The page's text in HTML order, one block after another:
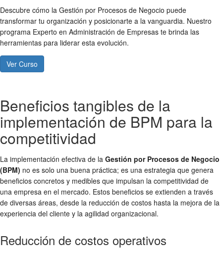
Descubre cómo la Gestión por Procesos de Negocio puede
transformar tu organización y posicionarte a la vanguardia. Nuestro
programa Experto en Administración de Empresas te brinda las
herramientas para liderar esta evolución.
Ver Curso
Beneficios tangibles de la
implementación de BPM para la
competitividad
La implementación efectiva de la Gestión por Procesos de Negocio
(BPM) no es solo una buena práctica; es una estrategia que genera
beneficios concretos y medibles que impulsan la competitividad de
una empresa en el mercado. Estos beneficios se extienden a través
de diversas áreas, desde la reducción de costos hasta la mejora de la
experiencia del cliente y la agilidad organizacional.
Reducción de costos operativos